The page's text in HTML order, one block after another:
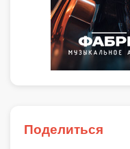
Поделиться